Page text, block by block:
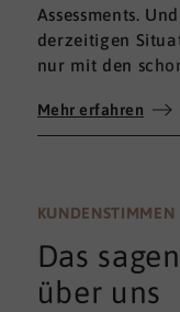
Assessments.
derzeitigen
nur mit den
umfassenden
Mehr erfahren
KUNDENSTIMMEN
Das
über uns